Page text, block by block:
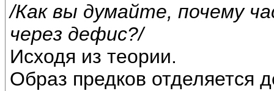
/Как вы думайте, почему
через дефис?/
Исходя из теории.
Образ предков отделяется